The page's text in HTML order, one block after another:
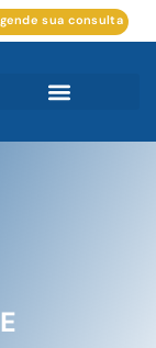
sua consulta